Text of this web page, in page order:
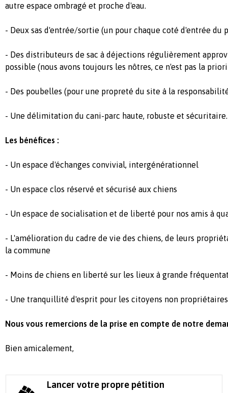
autre espace ombragé et proche d'eau.
- Deux sas d'entrée/sortie (un pour chaque coté d'entrée du
- Des distributeurs de sac à déjections régulièrement
possible (nous avons toujours les nôtres, ce n'est pas la
- Des poubelles (pour une propreté du site à la
- Une délimitation du cani-parc haute, robuste et sécuritaire.
Les bénéfices :
- Un espace d'échanges convivial, intergénérationnel
- Un espace clos réservé et sécurisé aux chiens
- Un espace de socialisation et de liberté pour nos amis à
- L'amélioration du cadre de vie des chiens, de leurs
la commune
- Moins de chiens en liberté sur les lieux à grande
- Une tranquillité d'esprit pour les citoyens non
Nous vous remercions de la prise en compte de notre
Bien amicalement,
Lancer votre propre pétition